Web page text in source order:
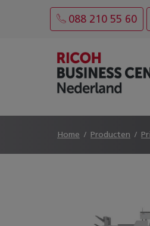
088 210 55 60
Home Producten